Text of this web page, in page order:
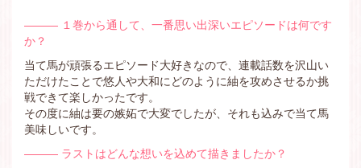
――― １巻から通して、一番思い出深いエピソードは何です
か？
当て馬が頑張るエピソード大好きなので、連載話数を沢山い
ただけたことで悠人や大和にどのように紬を攻めさせるか挑
戦できて楽しかったです。
その度に紬は要の嫉妬で大変でしたが、それも込みで当て馬
美味しいです。
――― ラストはどんな想いを込めて描きましたか？